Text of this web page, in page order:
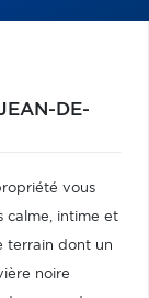
DE-
vous
calme, intime et
terrain dont un
noire